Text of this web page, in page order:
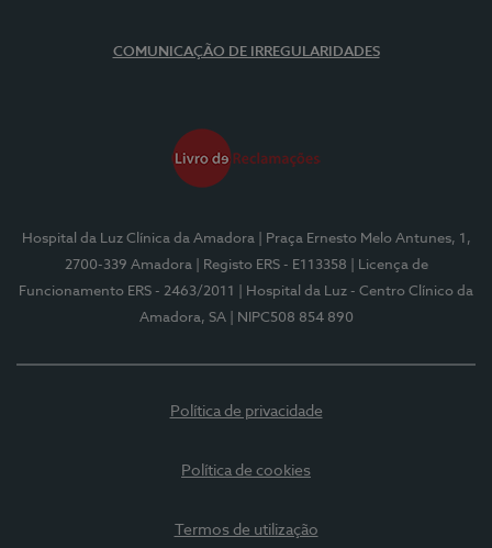
COMUNICAÇÃO DE IRREGULARIDADES
Hospital da Luz Clínica da Amadora
| Praça Ernesto Melo Antunes, 1,
2700-339 Amadora
| Registo ERS - E113358
| Licença de
Funcionamento ERS - 2463/2011
| Hospital da Luz - Centro Clínico da
Amadora, SA
| NIPC508 854 890
Política de privacidade
Política de cookies
Termos de utilização